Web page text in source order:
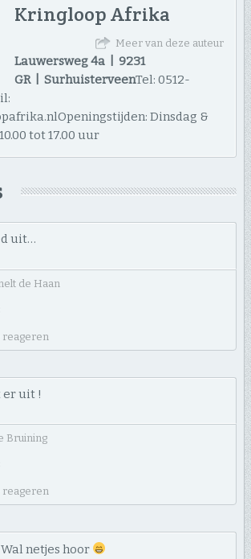
Kringloop Afrika
Meer van deze auteur
Lauwersweg 4a | 9231
GR | SurhuisterveenTel: 0512-
Dinsdag &
tot 17.00 uur
uit…
de Haan
reageren
er uit !
Bruining
reageren
netjes hoor